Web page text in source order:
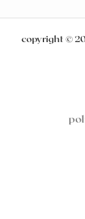
copyright ©